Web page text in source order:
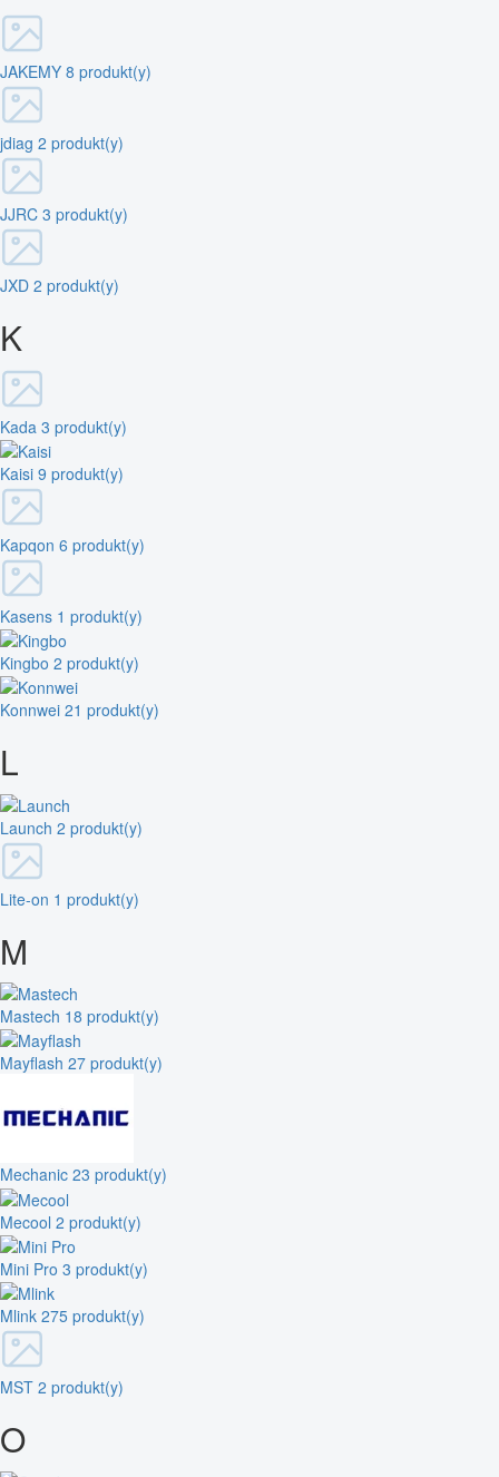
JAKEMY 8 produkt(y)
jdiag 2 produkt(y)
JJRC 3 produkt(y)
JXD 2 produkt(y)
K
Kada 3 produkt(y)
Kaisi 9 produkt(y)
Kapqon 6 produkt(y)
Kasens 1 produkt(y)
Kingbo 2 produkt(y)
Konnwei 21 produkt(y)
L
Launch 2 produkt(y)
Lite-on 1 produkt(y)
M
Mastech 18 produkt(y)
Mayflash 27 produkt(y)
Mechanic 23 produkt(y)
Mecool 2 produkt(y)
Mini Pro 3 produkt(y)
Mlink 275 produkt(y)
MST 2 produkt(y)
O